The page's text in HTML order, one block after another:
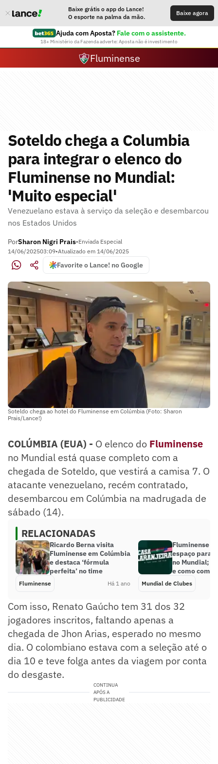
Baixe grátis o app do Lance!
O esporte na palma da mão.
Baixe agora
Ajuda com Aposta? Fale com o assistente.
18+ Ministério da Fazenda adverte: Aposta não é investimento
Fluminense
Soteldo chega a Columbia
para integrar o elenco do
Fluminense no Mundial:
'Muito especial'
Venezuelano estava à serviço da seleção e desembarcou
nos Estados Unidos
PorSharon Nigri Prais•Enviada Especial
14/06/202503:09•Atualizado em 14/06/2025
Favorite o Lance! no Google
Soteldo chega ao hotel do Fluminense em Colúmbia (Foto: Sharon
Prais/Lance!)
COLÚMBIA (EUA) - O elenco do Fluminense
no Mundial está quase completo com a
chegada de Soteldo, que vestirá a camisa 7. O
atacante venezuelano, recém contratado,
desembarcou em Colúmbia na madrugada de
sábado (14).
RELACIONADAS
Ricardo Berna visita
Fluminense em Colúmbia
e destaca ‘fórmula
perfeita’ no time
Fluminense Há 1 ano
Fluminense
espaço para
no Mundial;
e como
Mundial de Clubes
Com isso, Renato Gaúcho tem 31 dos 32
jogadores inscritos, faltando apenas a
chegada de Jhon Arias, esperado no mesmo
dia. O colombiano estava com a seleção até o
dia 10 e teve folga antes da viagem por conta
do desgaste.
CONTINUA
APÓS A
PUBLICIDADE